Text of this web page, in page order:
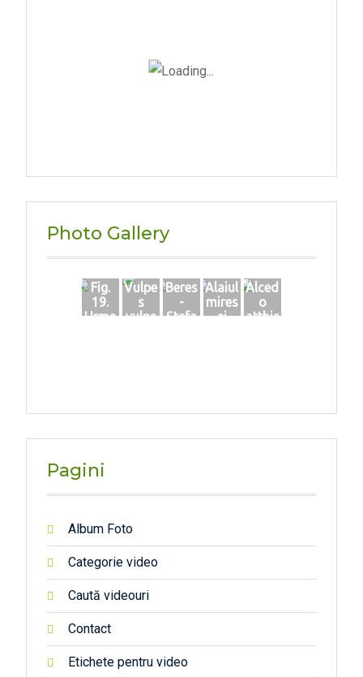
Photo Gallery
Fig.
19.
Urme
Vulpe
s
vulpe
Beres
-
Stefa
Alaiul
mires
ei
Alced
o
atthis
Pagini
Album Foto
Categorie video
Caută videouri
Contact
Etichete pentru video